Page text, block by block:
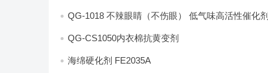
QG-1018 不辣眼睛（不伤眼） 低气味高活性催化剂
QG-CS1050内衣棉抗黄变剂
海绵硬化剂 FE2035A